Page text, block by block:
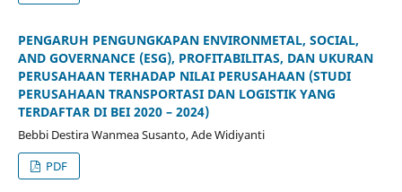
PENGARUH PENGUNGKAPAN ENVIRONMETAL, SOCIAL,
AND GOVERNANCE (ESG), PROFITABILITAS, DAN UKURAN
PERUSAHAAN TERHADAP NILAI PERUSAHAAN (STUDI
PERUSAHAAN TRANSPORTASI DAN LOGISTIK YANG
TERDAFTAR DI BEI 2020 – 2024)
Bebbi Destira Wanmea Susanto, Ade Widiyanti
PDF